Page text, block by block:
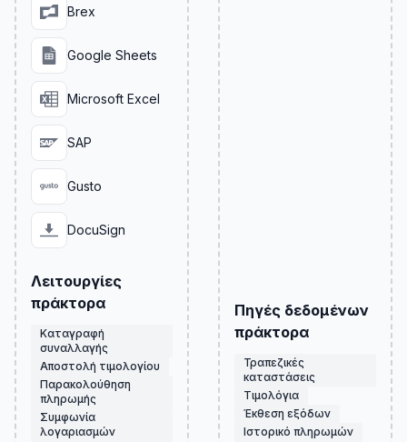
Brex
Google Sheets
Microsoft Excel
SAP
Gusto
DocuSign
Λειτουργίες
πράκτορα
Καταγραφή
συναλλαγής
Αποστολή τιμολογίου
Παρακολούθηση
πληρωμής
Συμφωνία
λογαριασμών
Πηγές δεδομένων
πράκτορα
Τραπεζικές
καταστάσεις
Τιμολόγια
Έκθεση εξόδων
Ιστορικό πληρωμών